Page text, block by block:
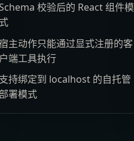
校验后的 React 组件模
式
主动作只能通过显式注册的客
户端工具执行
支持绑定到 localhost 的自托管
署模式